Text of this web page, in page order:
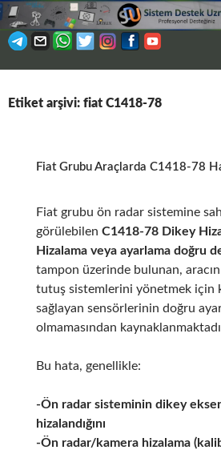
Ara
ATLA
Etiket arşivi: fiat C1418-78
Fiat Grubu Araçlarda C1418-78
Fiat grubu ön radar sistemine
görülebilen C1418-78 Dikey
Hizalama veya ayarlama doğru
tampon üzerinde bulunan,
tutuş sistemlerini yönetmek için
sağlayan sensörlerinin doğru
olmamasından
Bu hata, genellikle:
-Ön radar sisteminin dikey
hizalandığını
-Ön radar/kamera hizalama